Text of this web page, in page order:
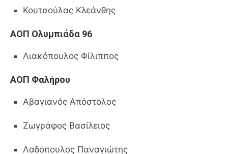
Κουτσούλας Κλεάνθης
ΑΟΠ Ολυμπιάδα 96
Λιακόπουλος Φίλιππος
ΑΟΠ Φαλήρου
Αβαγιανός Απόστολος
Ζωγράφος Βασίλειος
Λαδόπουλος Παναγιώτης